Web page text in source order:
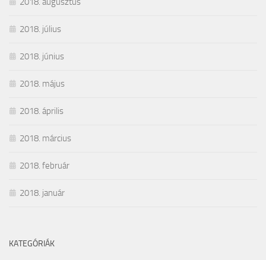
2018. július
2018. június
2018. május
2018. április
2018. március
2018. február
2018. január
KATEGÓRIÁK